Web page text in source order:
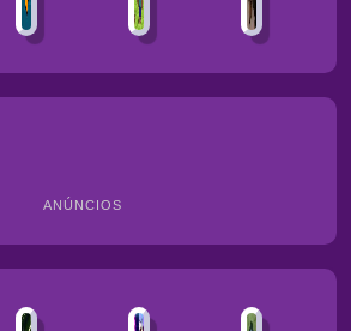
ANÚNCIOS